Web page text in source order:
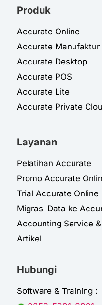
Produk
Accurate Online
Accurate Manufaktur
Accurate Desktop
Accurate POS
Accurate Lite
Accurate Private
Layanan
Pelatihan Accurate
Promo Accurate
Trial Accurate Online
Migrasi Data ke
Accounting Service
Artikel
Hubungi
Software & Training :